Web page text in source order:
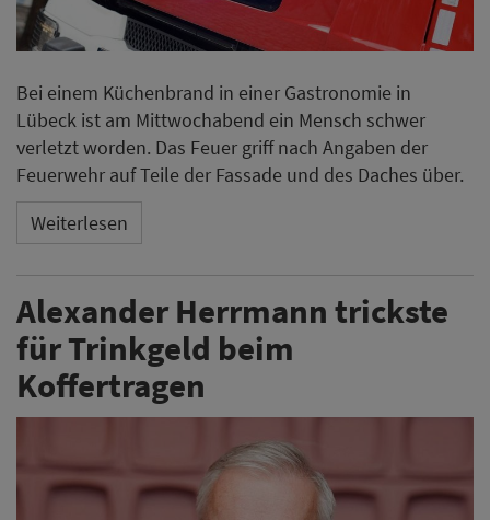
Bei einem Küchenbrand in einer Gastronomie in
Lübeck ist am Mittwochabend ein Mensch schwer
verletzt worden. Das Feuer griff nach Angaben der
Feuerwehr auf Teile der Fassade und des Daches über.
Weiterlesen
Alexander Herrmann trickste
für Trinkgeld beim
Koffertragen